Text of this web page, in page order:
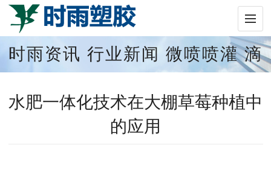
时雨资讯 行业新闻 微喷喷灌 滴
灌
新闻中心
水肥一体化技术在大棚草莓种植中
的应用